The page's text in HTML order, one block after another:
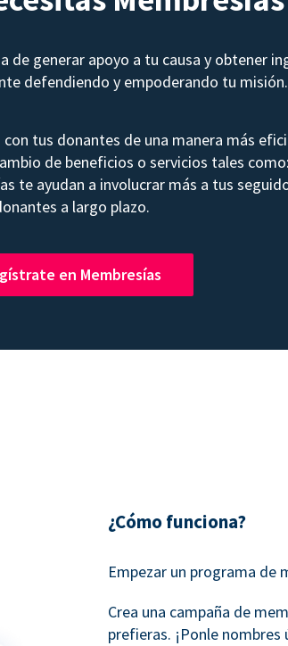
generar apoyo a tu causa y obtener
defendiendo y empoderando tu misión.
tus donantes de una manera más
de beneficios o servicios tales
te ayudan a involucrar más a tus
a largo plazo.
en Membresías
¿Cómo funciona?
Empezar un programa de
Crea una campaña de
prefieras. ¡Ponle